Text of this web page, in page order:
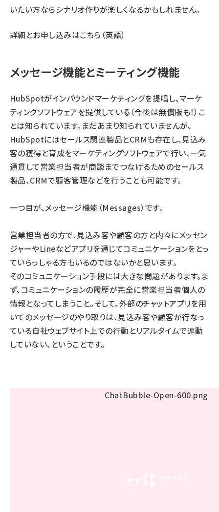
いたい方ならシナリオ作りが楽しくなるかもしれません。
詳細とお申し込みはこちら （英語）
メッセージ機能とミーティング機能
HubSpotがインバウンドマーケティングを提唱し、マーケ
ティングソフトウェアを提供している（今後は無償版も！）こ
とは知られています。まだあまり知られていませんが、
HubSpotにはセールス関連製品とCRMも存在し、見込み
客の獲得と育成をマーケティングソフトウェアで行い、一気
通貫して営業担当者が商談までつなげるためのセールス
製品、CRMで顧客管理などを行うことも可能です。
一つ目が、メッセージ機能（Messages）です。
営業担当者の方で、見込み客や顧客の方と内々にメッセン
ジャーやLineなどアプリを通じてコミュニケーションをとっ
ていらっしゃる方もいるのではないかと思います。
そのコミュニケーション手段には大きな問題があります。ま
ず、コミュニケーションの履歴が完全に営業担当者個人の
情報となってしまうこと。そして、外部のチャットアプリを用
いてのメッセージのやり取りは、見込み客や顧客が行なっ
ている自社ウェブサイト上での行動とリアルタイムで連動
していない、ということです。